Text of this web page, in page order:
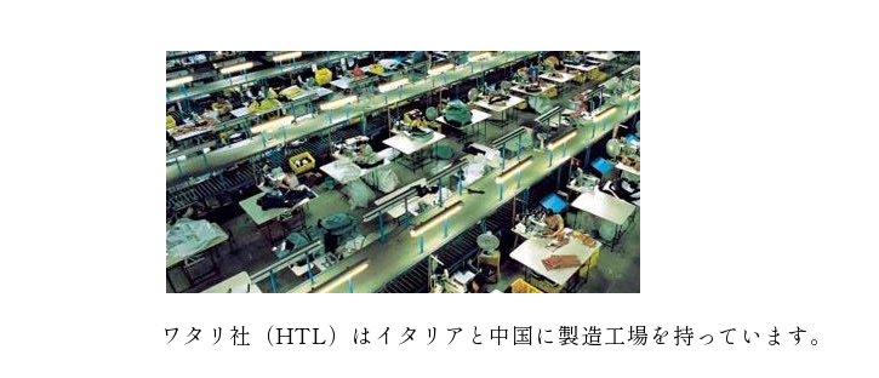
ワタリ社（HTL）はイタリアと中国に製造工場を持っています。